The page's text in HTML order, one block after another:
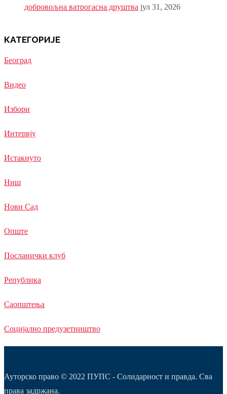
добровољна ватрогасна друштва јул 31, 2026
КАТЕГОРИЈЕ
Београд
Видео
Избори
Интервју
Истакнуто
Ниш
Нови Сад
Опште
Посланички клуб
Република
Саопштења
Социјално предузетништво
Ауторско право © 2022 ПУПС - Солидарност и правда. Сва
права задржана.